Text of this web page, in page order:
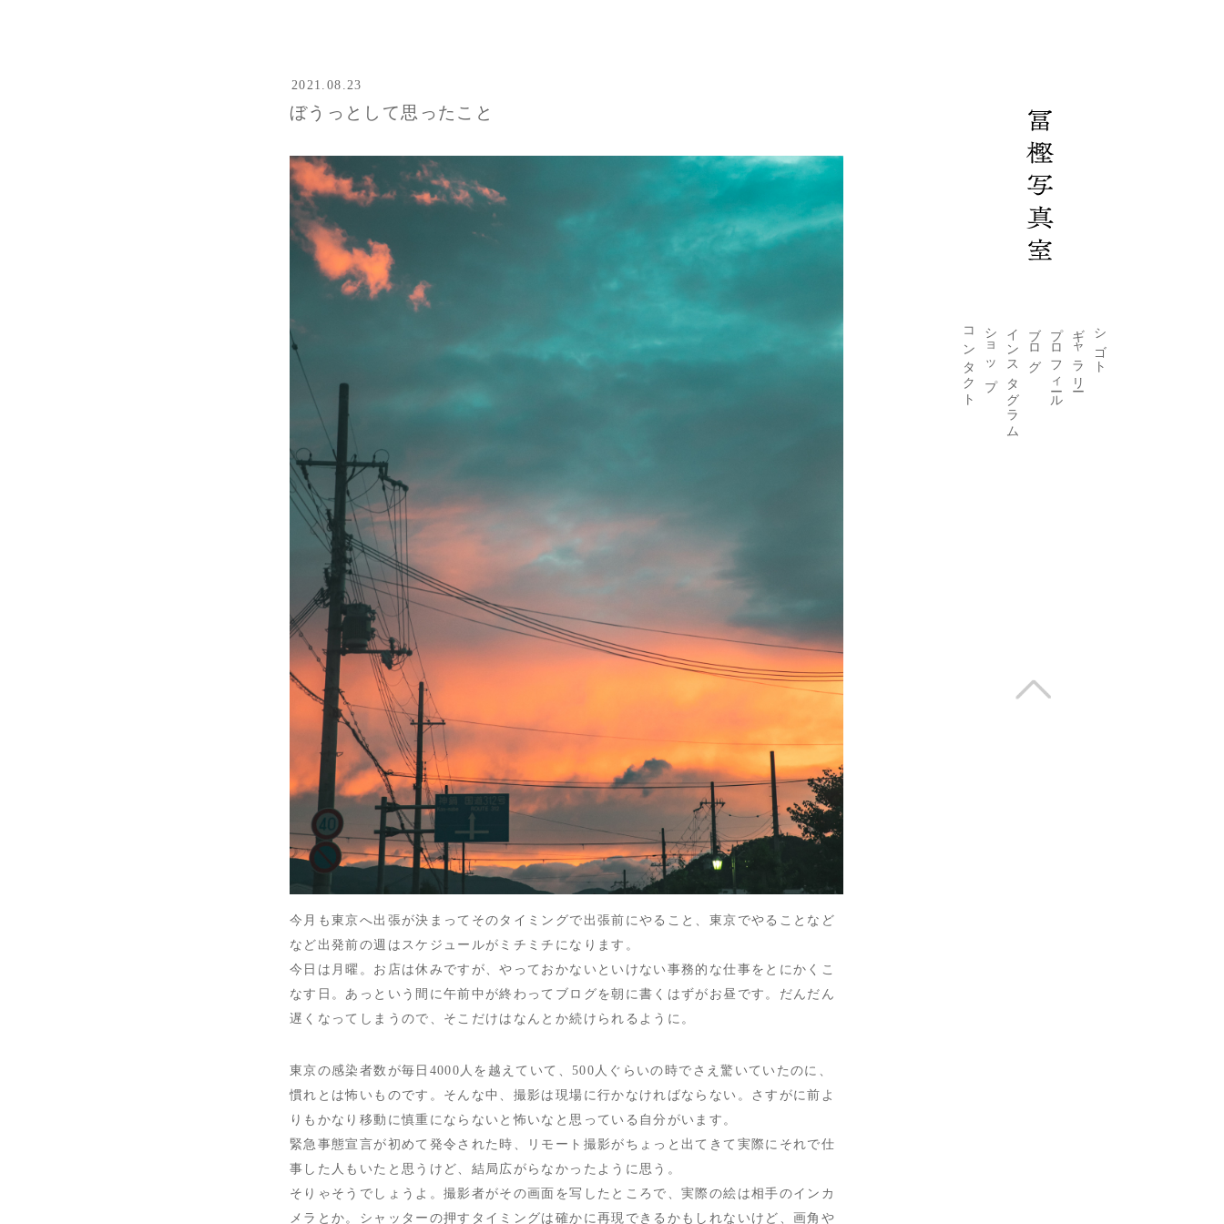
2021.08.23
ぼうっとして思ったこと
今月も東京へ出張が決まってそのタイミングで出張前にやること、東京でやることなど
など出発前の週はスケジュールがミチミチになります。
今日は月曜。お店は休みですが、やっておかないといけない事務的な仕事をとにかくこ
なす日。あっという間に午前中が終わってブログを朝に書くはずがお昼です。だんだん
遅くなってしまうので、そこだけはなんとか続けられるように。
東京の感染者数が毎日4000人を越えていて、500人ぐらいの時でさえ驚いていたのに、
慣れとは怖いものです。そんな中、撮影は現場に行かなければならない。さすがに前よ
りもかなり移動に慎重にならないと怖いなと思っている自分がいます。
緊急事態宣言が初めて発令された時、リモート撮影がちょっと出てきて実際にそれで仕
事した人もいたと思うけど、結局広がらなかったように思う。
そりゃそうでしょうよ。撮影者がその画面を写したところで、実際の絵は相手のインカ
メラとか。シャッターの押すタイミングは確かに再現できるかもしれないけど、画角や
シゴト
ギャラリー
プロフィール
ブログ
インスタグラム
ショップ
コンタクト